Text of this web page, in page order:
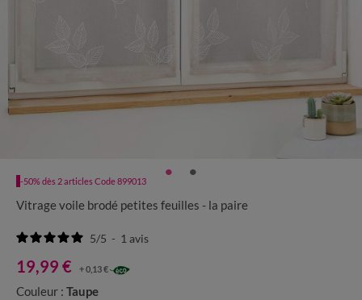
-50% dès 2 articles Code 899013
Vitrage voile brodé petites feuilles - la paire
5/5 - 1 avis
19,99 € + 0,13 €
Couleur : Taupe